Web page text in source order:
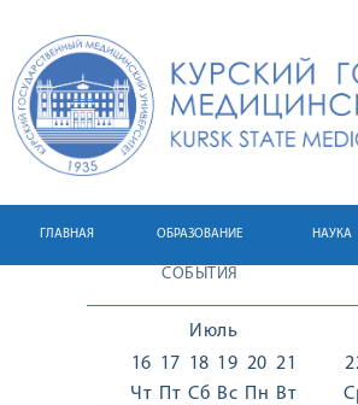
ГЛАВНАЯ ОБРАЗОВАНИЕ НАУКА
СОБЫТИЯ
Июль
16
Чт
17
Пт
18
Сб
19
Вс
20
Пн
21
Вт